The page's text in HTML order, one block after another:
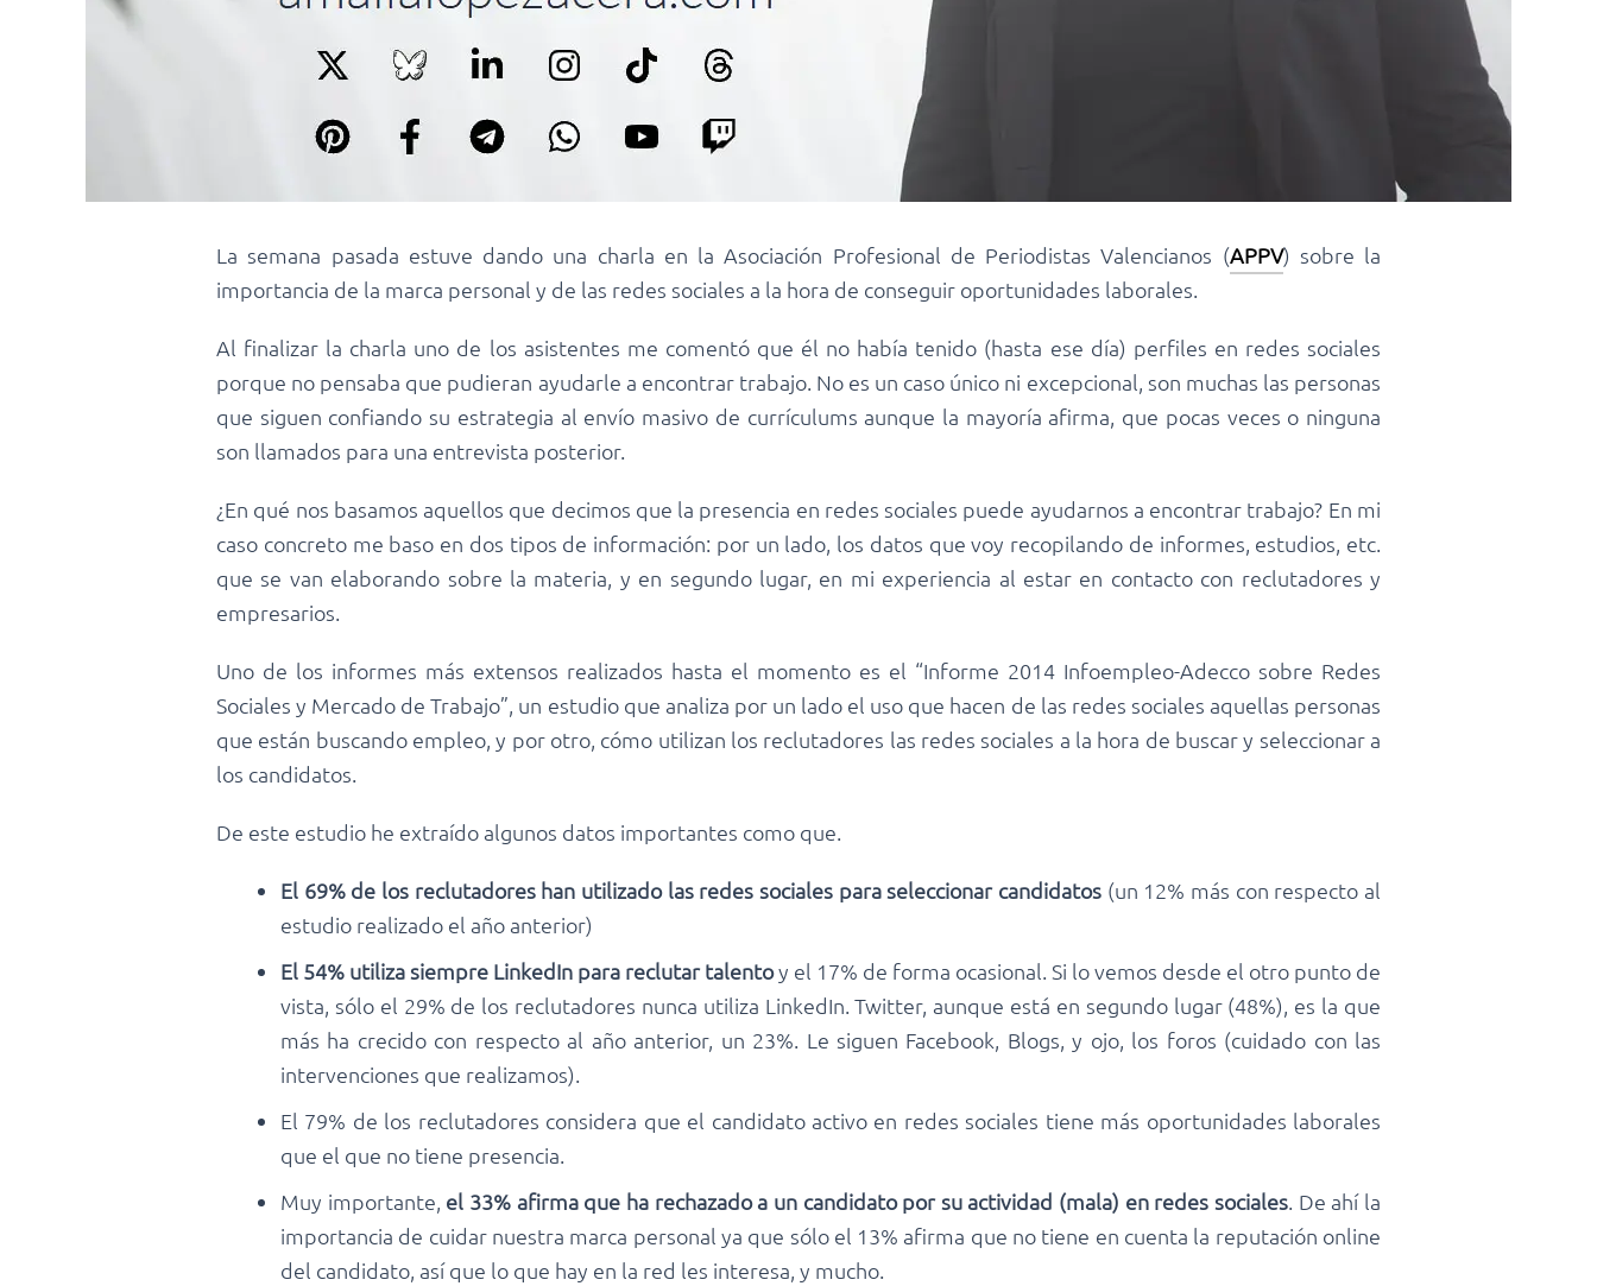
La semana pasada estuve dando una charla en la Asociación Profesional de Periodistas Valencianos (APPV) sobre la
importancia de la marca personal y de las redes sociales a la hora de conseguir oportunidades laborales.
Al finalizar la charla uno de los asistentes me comentó que él no había tenido (hasta ese día) perfiles en redes sociales
porque no pensaba que pudieran ayudarle a encontrar trabajo. No es un caso único ni excepcional, son muchas las personas
que siguen confiando su estrategia al envío masivo de currículums aunque la mayoría afirma, que pocas veces o ninguna
son llamados para una entrevista posterior.
¿En qué nos basamos aquellos que decimos que la presencia en redes sociales puede ayudarnos a encontrar trabajo? En mi
caso concreto me baso en dos tipos de información: por un lado, los datos que voy recopilando de informes, estudios, etc.
que se van elaborando sobre la materia, y en segundo lugar, en mi experiencia al estar en contacto con reclutadores y
empresarios.
Uno de los informes más extensos realizados hasta el momento es el “Informe 2014 Infoempleo-Adecco sobre Redes
Sociales y Mercado de Trabajo”, un estudio que analiza por un lado el uso que hacen de las redes sociales aquellas personas
que están buscando empleo, y por otro, cómo utilizan los reclutadores las redes sociales a la hora de buscar y seleccionar a
los candidatos.
De este estudio he extraído algunos datos importantes como que.
El 69% de los reclutadores han utilizado las redes sociales para seleccionar candidatos (un 12% más con respecto al
estudio realizado el año anterior)
El 54% utiliza siempre LinkedIn para reclutar talentoy el 17% de forma ocasional. Si lo vemos desde el otro punto de
vista, sólo el 29% de los reclutadores nunca utiliza LinkedIn. Twitter, aunque está en segundo lugar (48%), es la que
más ha crecido con respecto al año anterior, un 23%. Le siguen Facebook, Blogs, y ojo, los foros (cuidado con las
intervenciones que realizamos).
El 79% de los reclutadores considera que el candidato activo en redes sociales tiene más oportunidades laborales
que el que no tiene presencia.
Muy importante, el 33% afirma que ha rechazado a un candidato por su actividad (mala) en redes sociales. De ahí la
importancia de cuidar nuestra marca personal ya que sólo el 13% afirma que no tiene en cuenta la reputación online
del candidato, así que lo que hay en la red les interesa, y mucho.